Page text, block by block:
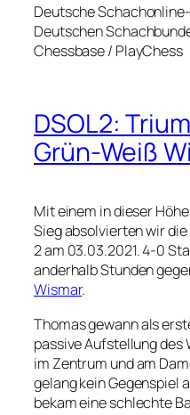
Deutsche
Deutschen
Chessbase / PlayChess
DSOL2:
Grün-Weiß
Mit einem in dieser
Sieg absolvierten wir die
2 am 03.03.2021. 4-0
anderhalb Stunden
Wismar.
Thomas gewann als
passive Aufstellung des
im Zentrum und am
gelang kein Gegenspiel
bekam eine schlechte